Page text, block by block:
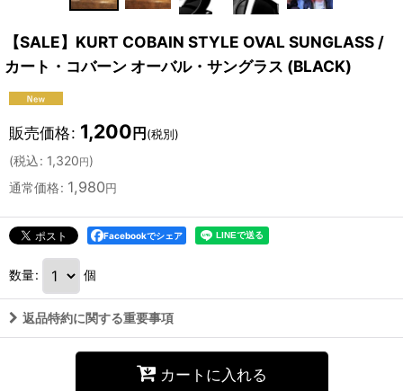
【SALE】KURT COBAIN STYLE OVAL SUNGLASS /
カート・コバーン オーバル・サングラス (BLACK)
販売価格: 1,200 円 (税別)
(税込: 1,320円)
通常価格: 1,980円
Facebookでシェア
数量: 個
返品特約に関する重要事項
カートに入れる